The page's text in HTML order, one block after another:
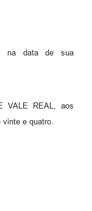
na data de sua
VALE REAL, aos
e quatro.